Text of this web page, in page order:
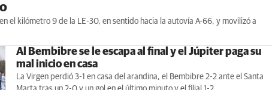
el kilómetro 9 de la LE-30, en sentido hacia la autovía A-66, y movilizó a
Al Bembibre se le escapa al final y el Júpiter paga su
mal inicio en casa
La Virgen perdió 3-1 en casa del arandina, el Bembibre 2-2 ante el Santa